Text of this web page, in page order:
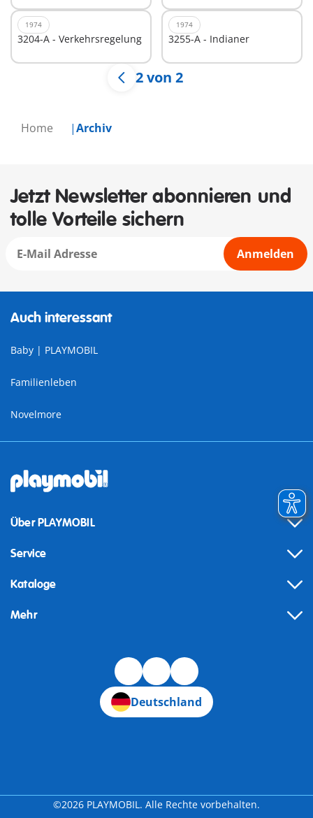
Home Archiv
1974
3204-A - Verkehrsregelung
1974
3255-A - Indianer
2 von 2
Jetzt Newsletter abonnieren und
tolle Vorteile sichern
Anmelden
Auch interessant
Baby | PLAYMOBIL
Familienleben
Novelmore
Über PLAYMOBIL
Service
Kataloge
Mehr
Deutschland
©2026 PLAYMOBIL. Alle Rechte vorbehalten.